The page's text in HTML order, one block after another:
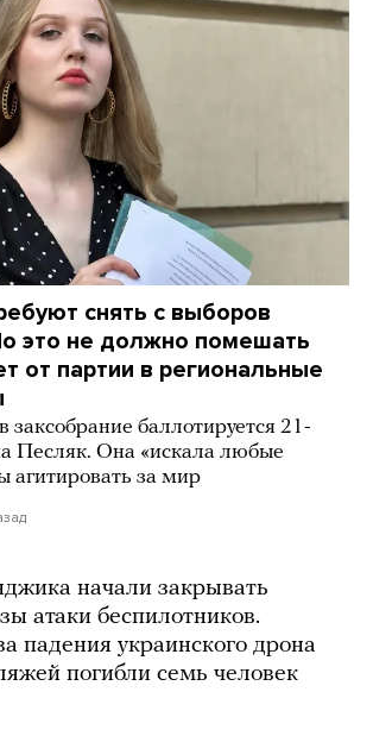
снять с выборов
это не должно помешать
от партии в региональные
заксобрание баллотируется 21-
Песляк. Она «искала любые
агитировать за мир
начали закрывать
атаки беспилотников.
падения украинского дрона
погибли семь человек